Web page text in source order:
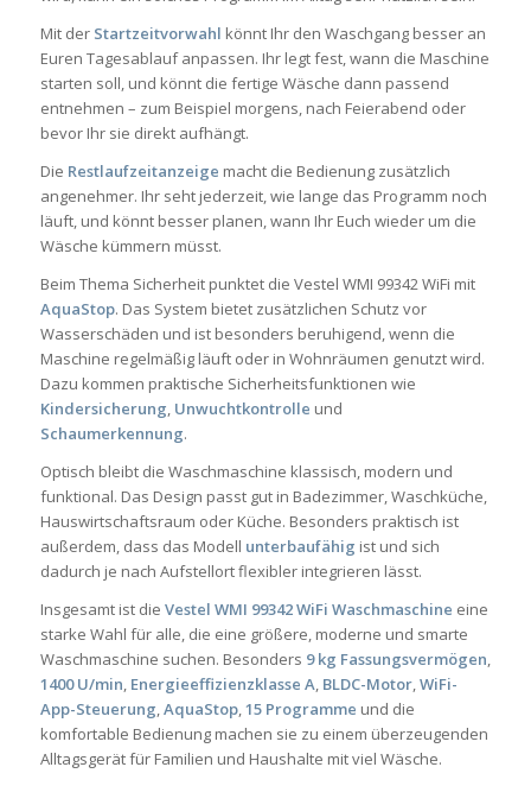
Mit der Startzeitvorwahl könnt Ihr den Waschgang besser an
Euren Tagesablauf anpassen. Ihr legt fest, wann die Maschine
starten soll, und könnt die fertige Wäsche dann passend
entnehmen – zum Beispiel morgens, nach Feierabend oder
bevor Ihr sie direkt aufhängt.
Die Restlaufzeitanzeige macht die Bedienung zusätzlich
angenehmer. Ihr seht jederzeit, wie lange das Programm noch
läuft, und könnt besser planen, wann Ihr Euch wieder um die
Wäsche kümmern müsst.
Beim Thema Sicherheit punktet die Vestel WMI 99342 WiFi mit
AquaStop. Das System bietet zusätzlichen Schutz vor
Wasserschäden und ist besonders beruhigend, wenn die
Maschine regelmäßig läuft oder in Wohnräumen genutzt wird.
Dazu kommen praktische Sicherheitsfunktionen wie
Kindersicherung, Unwuchtkontrolle und
Schaumerkennung.
Optisch bleibt die Waschmaschine klassisch, modern und
funktional. Das Design passt gut in Badezimmer, Waschküche,
Hauswirtschaftsraum oder Küche. Besonders praktisch ist
außerdem, dass das Modell unterbaufähig ist und sich
dadurch je nach Aufstellort flexibler integrieren lässt.
Insgesamt ist die Vestel WMI 99342 WiFi Waschmaschine eine
starke Wahl für alle, die eine größere, moderne und smarte
Waschmaschine suchen. Besonders 9 kg Fassungsvermögen,
1400 U/min, Energieeffizienzklasse A, BLDC-Motor,WiFi-
App-Steuerung,AquaStop,15 Programme und die
komfortable Bedienung machen sie zu einem überzeugenden
Alltagsgerät für Familien und Haushalte mit viel Wäsche.